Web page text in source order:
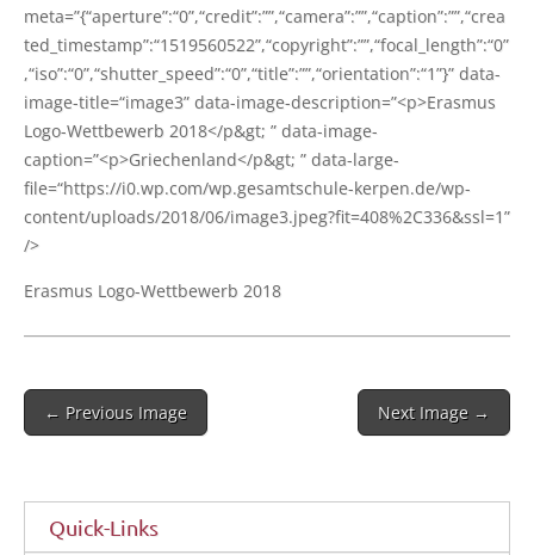
meta=”{“aperture”:“0”,“credit”:””,“camera”:””,“caption”:””,“crea
ted_timestamp”:“1519560522”,“copyright”:””,“focal_length”:“0”
,“iso”:“0”,“shutter_speed”:“0”,“title”:””,“orientation”:“1”}” data-
image-title=“image3” data-image-description=”<p>Erasmus
Logo-Wett­be­werb 2018</p&gt; ” data-image-
caption=”<p>Griechenland</p&gt; ” data-large-
file=“https://i0.wp.com/wp.gesamtschule-kerpen.de/wp-
content/uploads/2018/06/image3.jpeg?fit=408%2C336&ssl=1”
/>
Eras­mus Logo-Wett­be­werb 2018
Post
navigation
← Previous Image Next Image →
Quick-Links